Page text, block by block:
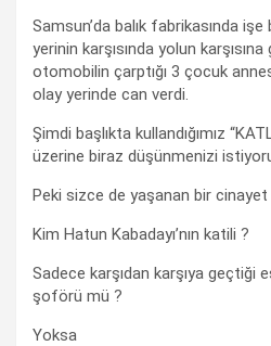
Samsun’da balık fabrikasında
yerinin karşısında yolun karşısına
otomobilin çarptığı 3 çocuk
olay yerinde can verdi.
Şimdi başlıkta kullandığımız
üzerine biraz düşünmenizi
Peki sizce de yaşanan bir cinayet
Kim Hatun Kabadayı’nın katili ?
Sadece karşıdan karşıya geçtiği
şoförü mü ?
Yoksa